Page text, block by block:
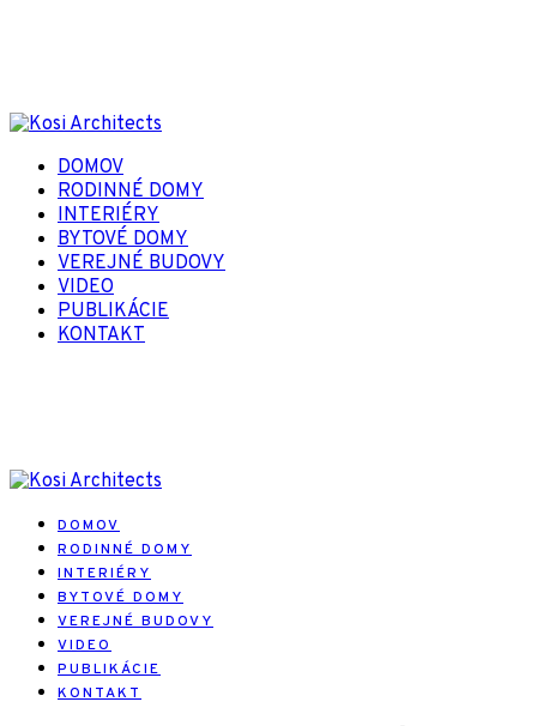
DOMOV
RODINNÉ DOMY
INTERIÉRY
BYTOVÉ DOMY
VEREJNÉ BUDOVY
VIDEO
PUBLIKÁCIE
KONTAKT
DOMOV
RODINNÉ DOMY
INTERIÉRY
BYTOVÉ DOMY
VEREJNÉ BUDOVY
VIDEO
PUBLIKÁCIE
KONTAKT